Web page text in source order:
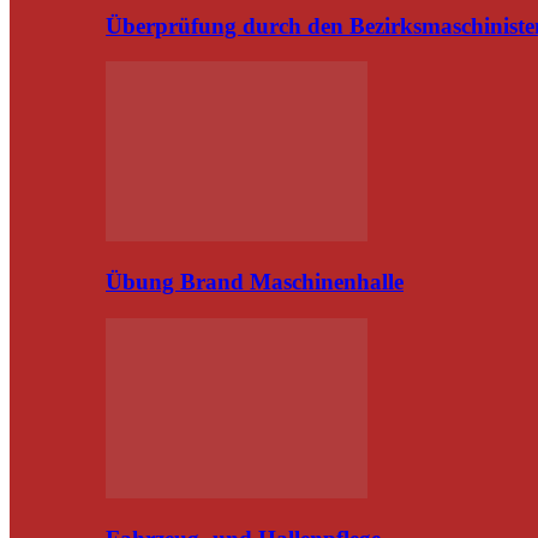
Überprüfung durch den
Übung Brand Maschinenhalle